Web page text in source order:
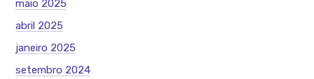
maio 2025
abril 2025
janeiro 2025
setembro 2024